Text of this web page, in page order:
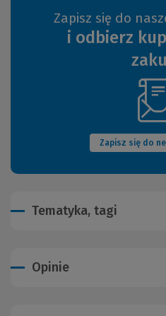
Zapisz się do
i odbierz
Zapisz się do
Tematyka, tagi
Opinie